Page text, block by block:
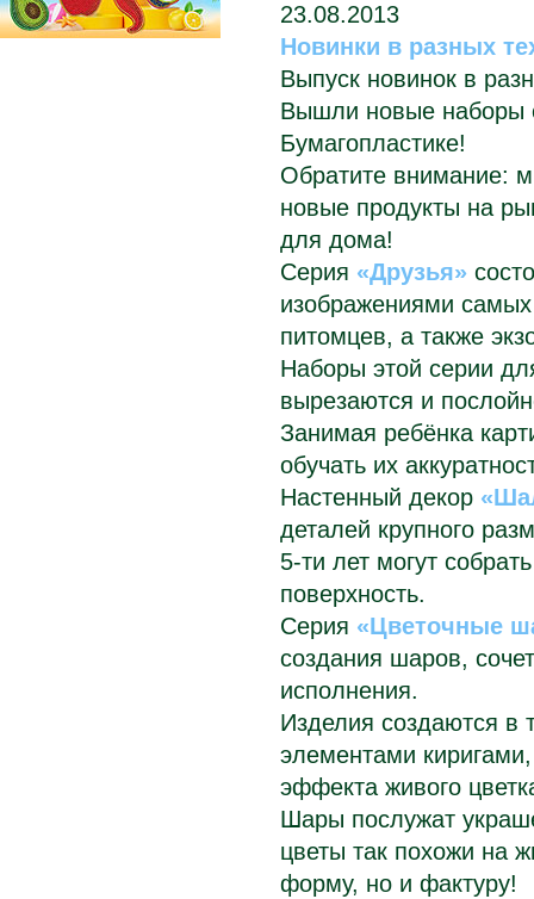
23.08.2013
Новинки в разных
Выпуск новинок в
Вышли новые наборы
Бумагопластикe!
Обратите внимание:
новые продукты на
для дома!
Серия «Друзья»
изображениями
питомцев, а также
Наборы этой серии
вырезаются и
Занимая ребёнка
обучать их
Настенный декор
деталей крупного
5-ти лет могут
поверхность.
Серия «Цветочные
создания шаров,
исполнения.
Изделия создаются в
элементами
эффекта живого
Шары послужат
цветы так похожи на
форму, но и фактуру!